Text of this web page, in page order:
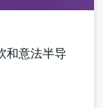
和意法半导